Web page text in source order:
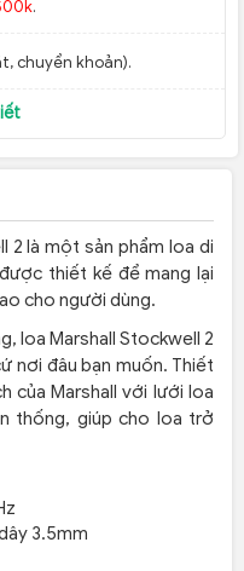
.
chuyển khoản).
2 là một sản phẩm loa di
thiết kế để mang lại
cho người dùng.
loa Marshall Stockwell 2
nơi đâu bạn muốn. Thiết
của Marshall với lưới loa
thống, giúp cho loa trở
3.5mm